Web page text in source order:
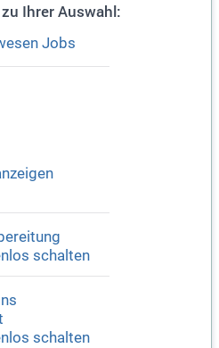
zu Ihrer Auswahl:
Jobs
schalten
schalten